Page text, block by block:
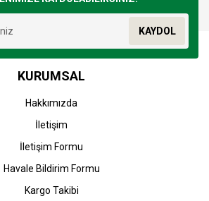
bozuk veya görüntülenemiyor.
eksik bilgiler bulunuyor.
hatalar bulunuyor.
sitelerden daha pahalı.
Gönder
KAYDOL
KURUMSAL
Hakkımızda
İletişim
İletişim Formu
Havale Bildirim Formu
Kargo Takibi